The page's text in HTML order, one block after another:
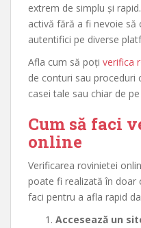
extrem de simplu și
activă fără a fi nevoie să
autentifici pe diverse
Afla cum să poți verifica
de conturi sau
casei tale sau chiar de
Cum să faci
online
Verificarea rovinietei
poate fi realizată în doar
faci pentru a afla rapid
Accesează un